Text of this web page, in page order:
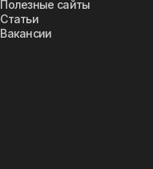
Полезные сайты
Статьи
Вакансии